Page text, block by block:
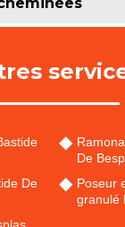
De
De
Poseur
granulé